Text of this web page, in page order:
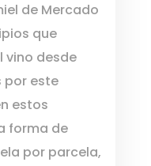
de Mercado
que
vino desde
por este
estos
forma de
por parcela,